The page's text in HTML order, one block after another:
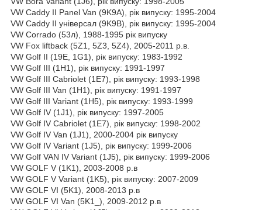
VW Caddy II Panel Van (9K9A), рік випуску: 1995-2004
VW Caddy II універсал (9K9B), рік випуску: 1995-2004
VW Corrado (53л), 1988-1995 рік випуску
VW Fox liftback (5Z1, 5Z3, 5Z4), 2005-2011 р.в.
VW Golf II (19E, 1G1), рік випуску: 1983-1992
VW Golf III (1H1), рік випуску: 1991-1997
VW Golf III Cabriolet (1E7), рік випуску: 1993-1998
VW Golf III Van (1H1), рік випуску: 1991-1997
VW Golf III Variant (1H5), рік випуску: 1993-1999
VW Golf IV (1J1), рік випуску: 1997-2005
VW Golf IV Cabriolet (1E7), рік випуску: 1998-2002
VW Golf IV Van (1J1), 2000-2004 рік випуску
VW Golf IV Variant (1J5), рік випуску: 1999-2006
VW Golf VAN IV Variant (1J5), рік випуску: 1999-2006
VW GOLF V (1K1), 2003-2008 р.в
VW GOLF V Variant (1K5), рік випуску: 2007-2009
VW GOLF VI (5K1), 2008-2013 р.в
VW GOLF VI Van (5K1_), 2009-2012 р.в